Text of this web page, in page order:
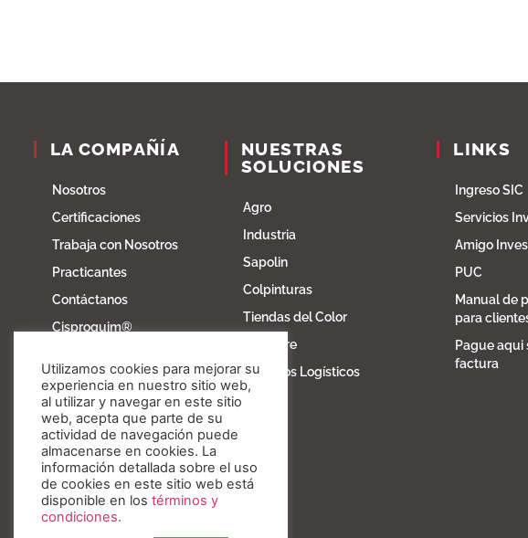
LA COMPAÑÍA
Nosotros
Certificaciones
Trabaja con Nosotros
Practicantes
Contáctanos
Cisproquim®
Blog
Fundación Invesa
Nuestros valores
NUESTRAS
SOLUCIONES
Agro
Industria
Sapolin
Colpinturas
Tiendas del Color
Fibratore
Servicios Logísticos
LINKS
Ingreso SIC
Servicios
Amigo
PUC
Manual de
para
Pague aqui
factura
Utilizamos cookies para mejorar su
experiencia en nuestro sitio web,
al utilizar y navegar en este sitio
web, acepta que parte de su
actividad de navegación puede
almacenarse en cookies. La
información detallada sobre el uso
de cookies en este sitio web está
disponible en los términos y
condiciones.